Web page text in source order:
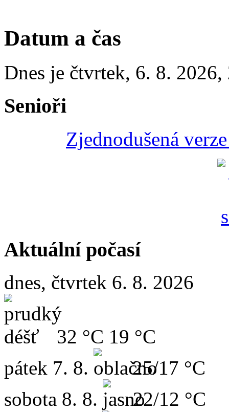
Datum a čas
Dnes je čtvrtek, 6. 8. 2026,
Senioři
Zjednodušená
Aktuální počasí
dnes, čtvrtek 6. 8. 2026
32 °C 19 °C
pátek 7. 8.
25/17 °C
sobota 8. 8.
22/12 °C